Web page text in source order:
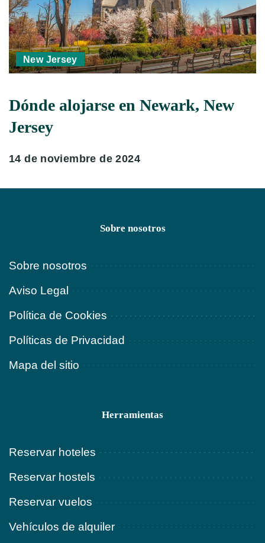
New Jersey
Dónde alojarse en Newark, New
Jersey
14 de noviembre de 2024
Sobre nosotros
Sobre nosotros
Aviso Legal
Política de Cookies
Políticas de Privacidad
Mapa del sitio
Herramientas
Reservar hoteles
Reservar hostels
Reservar vuelos
Vehículos de alquiler